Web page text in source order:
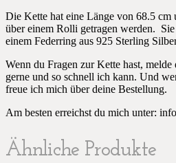
Die Kette hat eine Länge von 68.5 cm
über einem Rolli getragen werden. Sie
einem Federring aus 925 Sterling
Wenn du Fragen zur Kette hast,
gerne und so schnell ich kann. Und
freue ich mich über deine Bestellung.
Am besten erreichst du mich unter:
Ähnliche Produkte